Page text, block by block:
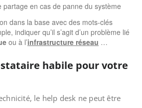
partage en cas de panne du système
dans la base avec des mots-clés
indiquer qu’il s’agit d’un problème lié
ou à l’infrastructure réseau …
habile pour votre
le help desk ne peut être